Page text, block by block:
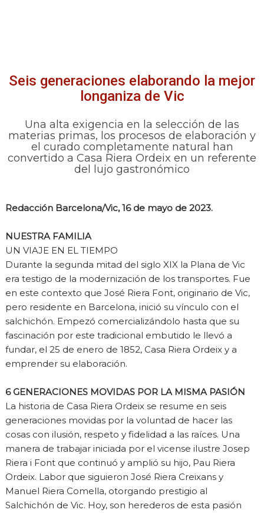
Seis generaciones elaborando la mejor
longaniza de Vic
Una alta exigencia en la selección de las
materias primas, los procesos de elaboración y
el curado completamente natural han
convertido a Casa Riera Ordeix en un referente
del lujo gastronómico
Redacción Barcelona/Vic, 16 de mayo de 2023.
NUESTRA FAMILIA
UN VIAJE EN EL TIEMPO
Durante la segunda mitad del siglo XIX la Plana de Vic
era testigo de la modernización de los transportes. Fue
en este contexto que José Riera Font, originario de Vic,
pero residente en Barcelona, inició su vínculo con el
salchichón. Empezó comercializándolo hasta que su
fascinación por este tradicional embutido le llevó a
fundar, el 25 de enero de 1852, Casa Riera Ordeix y a
emprender su elaboración.
6 GENERACIONES MOVIDAS POR LA MISMA PASIÓN
La historia de Casa Riera Ordeix se resume en seis
generaciones movidas por la voluntad de hacer las
cosas con ilusión, respeto y fidelidad a las raíces. Una
manera de trabajar iniciada por el vicense ilustre Josep
Riera i Font que continuó y amplió su hijo, Pau Riera
Ordeix. Labor que siguieron José Riera Creixans y
Manuel Riera Comella, otorgando prestigio al
Salchichón de Vic. Hoy, son herederos de esta pasión